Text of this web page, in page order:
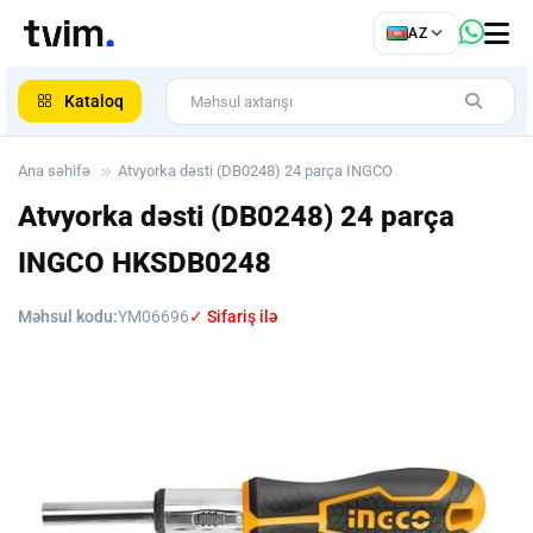
AZ
Kataloq
Ana səhifə Atvyorka dəsti (DB0248) 24 parça INGCO
Atvyorka dəsti (DB0248) 24 parça
INGCO HKSDB0248
Məhsul kodu:YM06696✓ Sifariş ilə